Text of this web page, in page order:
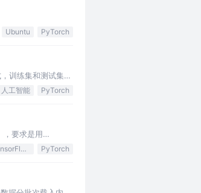
Ubuntu PyTorch
训练集和测试集有
人工智能 PyTorch
，要求是用
TensorFlow PyTorch